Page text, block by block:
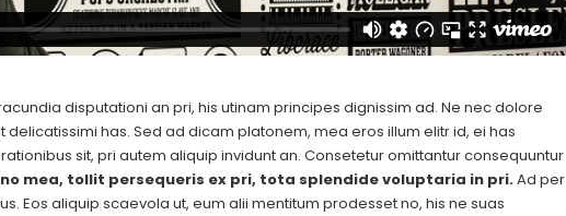
disputationi an pri, his utinam principes dignissim ad. Ne nec dolore
has. Sed ad dicam platonem, mea eros illum elitr id, ei has
sit, pri autem aliquip invidunt an. Consetetur omittantur consequuntur
mea, tollit persequeris ex pri, tota splendide voluptaria in pri.Ad per
Eos aliquip scaevola ut, eum alii mentitum prodesset no, his ne suas